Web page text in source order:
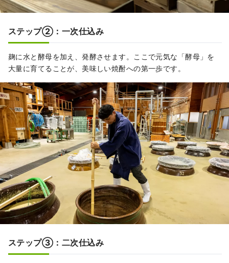
ステップ②：一次仕込み
麹に水と酵母を加え、発酵させます。ここで元気な「酵母」を
大量に育てることが、美味しい焼酎への第一歩です。
ステップ③：二次仕込み